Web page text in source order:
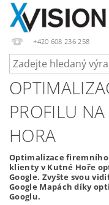
+420 608 236 258
PROFILU
HORA
Optimalizace
klienty v Kutné Hoře
Google. Zvyšte svou
Google Mapách díky
Googlu.